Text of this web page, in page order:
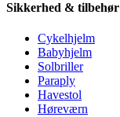
Sikkerhed & tilbehør
Cykelhjelm
Babyhjelm
Solbriller
Paraply
Havestol
Høreværn